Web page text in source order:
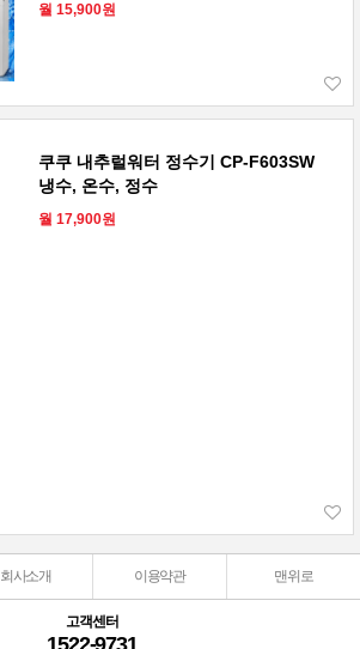
월 15,900원
쿠쿠 내추럴워터 정수기 CP-F603SW
냉수, 온수, 정수
월 17,900원
회사소개 이용약관 맨위로
고객센터
1522-9731